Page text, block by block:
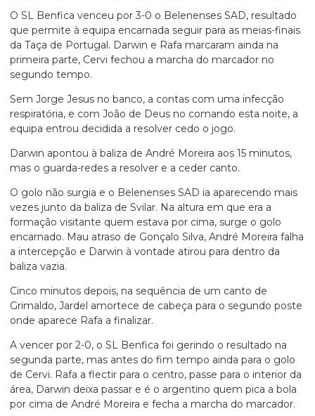
O SL Benfica venceu por 3-0 o Belenenses SAD, resultado
que permite à equipa encarnada seguir para as meias-finais
da Taça de Portugal. Darwin e Rafa marcaram ainda na
primeira parte, Cervi fechou a marcha do marcador no
segundo tempo.
Sem Jorge Jesus no banco, a contas com uma infecção
respiratória, e com João de Deus no comando esta noite, a
equipa entrou decidida a resolver cedo o jogo.
Darwin apontou à baliza de André Moreira aos 15 minutos,
mas o guarda-redes a resolver e a ceder canto.
O golo não surgia e o Belenenses SAD ia aparecendo mais
vezes junto da baliza de Svilar. Na altura em que era a
formação visitante quem estava por cima, surge o golo
encarnado. Mau atraso de Gonçalo Silva, André Moreira falha
a intercepção e Darwin à vontade atirou para dentro da
baliza vazia.
Cinco minutos depois, na sequência de um canto de
Grimaldo, Jardel amortece de cabeça para o segundo poste
onde aparece Rafa a finalizar.
A vencer por 2-0, o SL Benfica foi gerindo o resultado na
segunda parte, mas antes do fim tempo ainda para o golo
de Cervi. Rafa a flectir para o centro, passe para o interior da
área, Darwin deixa passar e é o argentino quem pica a bola
por cima de André Moreira e fecha a marcha do marcador.